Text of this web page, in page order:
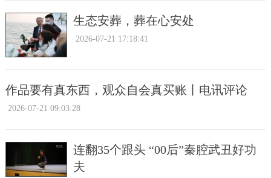
生态安葬，葬在心安处
2026-07-21 17:18:41
作品要有真东西，观众自会真买账丨电讯评论
2026-07-21 09:03:28
连翻35个跟头 “00后”秦腔武丑好功
夫